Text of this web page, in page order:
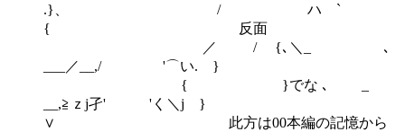
.}、 / ハ `
{ 反面
／ / {､＼_ ､
___／__,/ '⌒い. }
{ }でな ､ _
__,≧ｚj孑' 'く＼j }
∨ 此方は00本編の記憶から